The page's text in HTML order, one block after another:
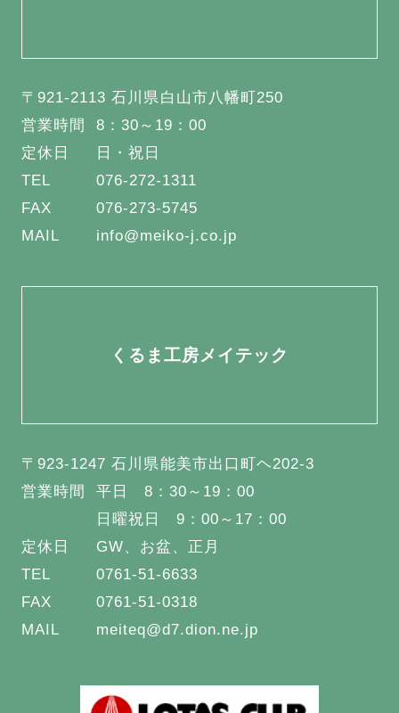
〒921-2113 石川県白山市八幡町250
営業時間
8：30～19：00
定休日
日・祝日
TEL
076-272-1311
FAX
076-273-5745
MAIL
info@meiko-j.co.jp
くるま工房メイテック
〒923-1247 石川県能美市出口町ヘ202-3
営業時間
平日 8：30～19：00
日曜祝日 9：00～17：00
定休日
GW、お盆、正月
TEL
0761-51-6633
FAX
0761-51-0318
MAIL
meiteq@d7.dion.ne.jp